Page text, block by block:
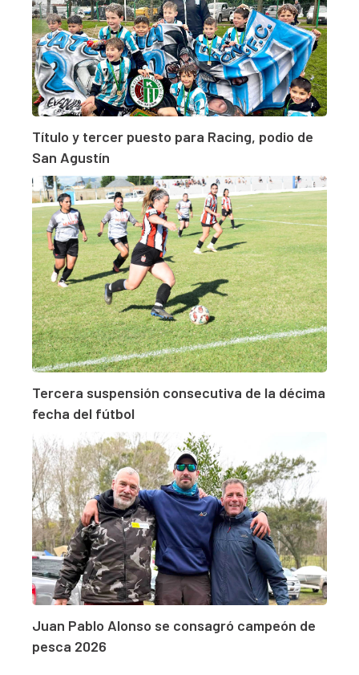
Título y tercer puesto para Racing, podio de
San Agustín
Tercera suspensión consecutiva de la décima
fecha del fútbol
Juan Pablo Alonso se consagró campeón de
pesca 2026